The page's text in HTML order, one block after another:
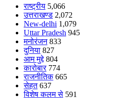
राष्ट्रीय 5,066
उत्तराखण्ड 2,072
New-delhi 1,079
Uttar Pradesh 945
मनोरंजन 833
दुनिया 827
आम मुद्दे 804
कारोबार 774
राजनीतिक 665
सेहत 637
विशेष कलम से 591